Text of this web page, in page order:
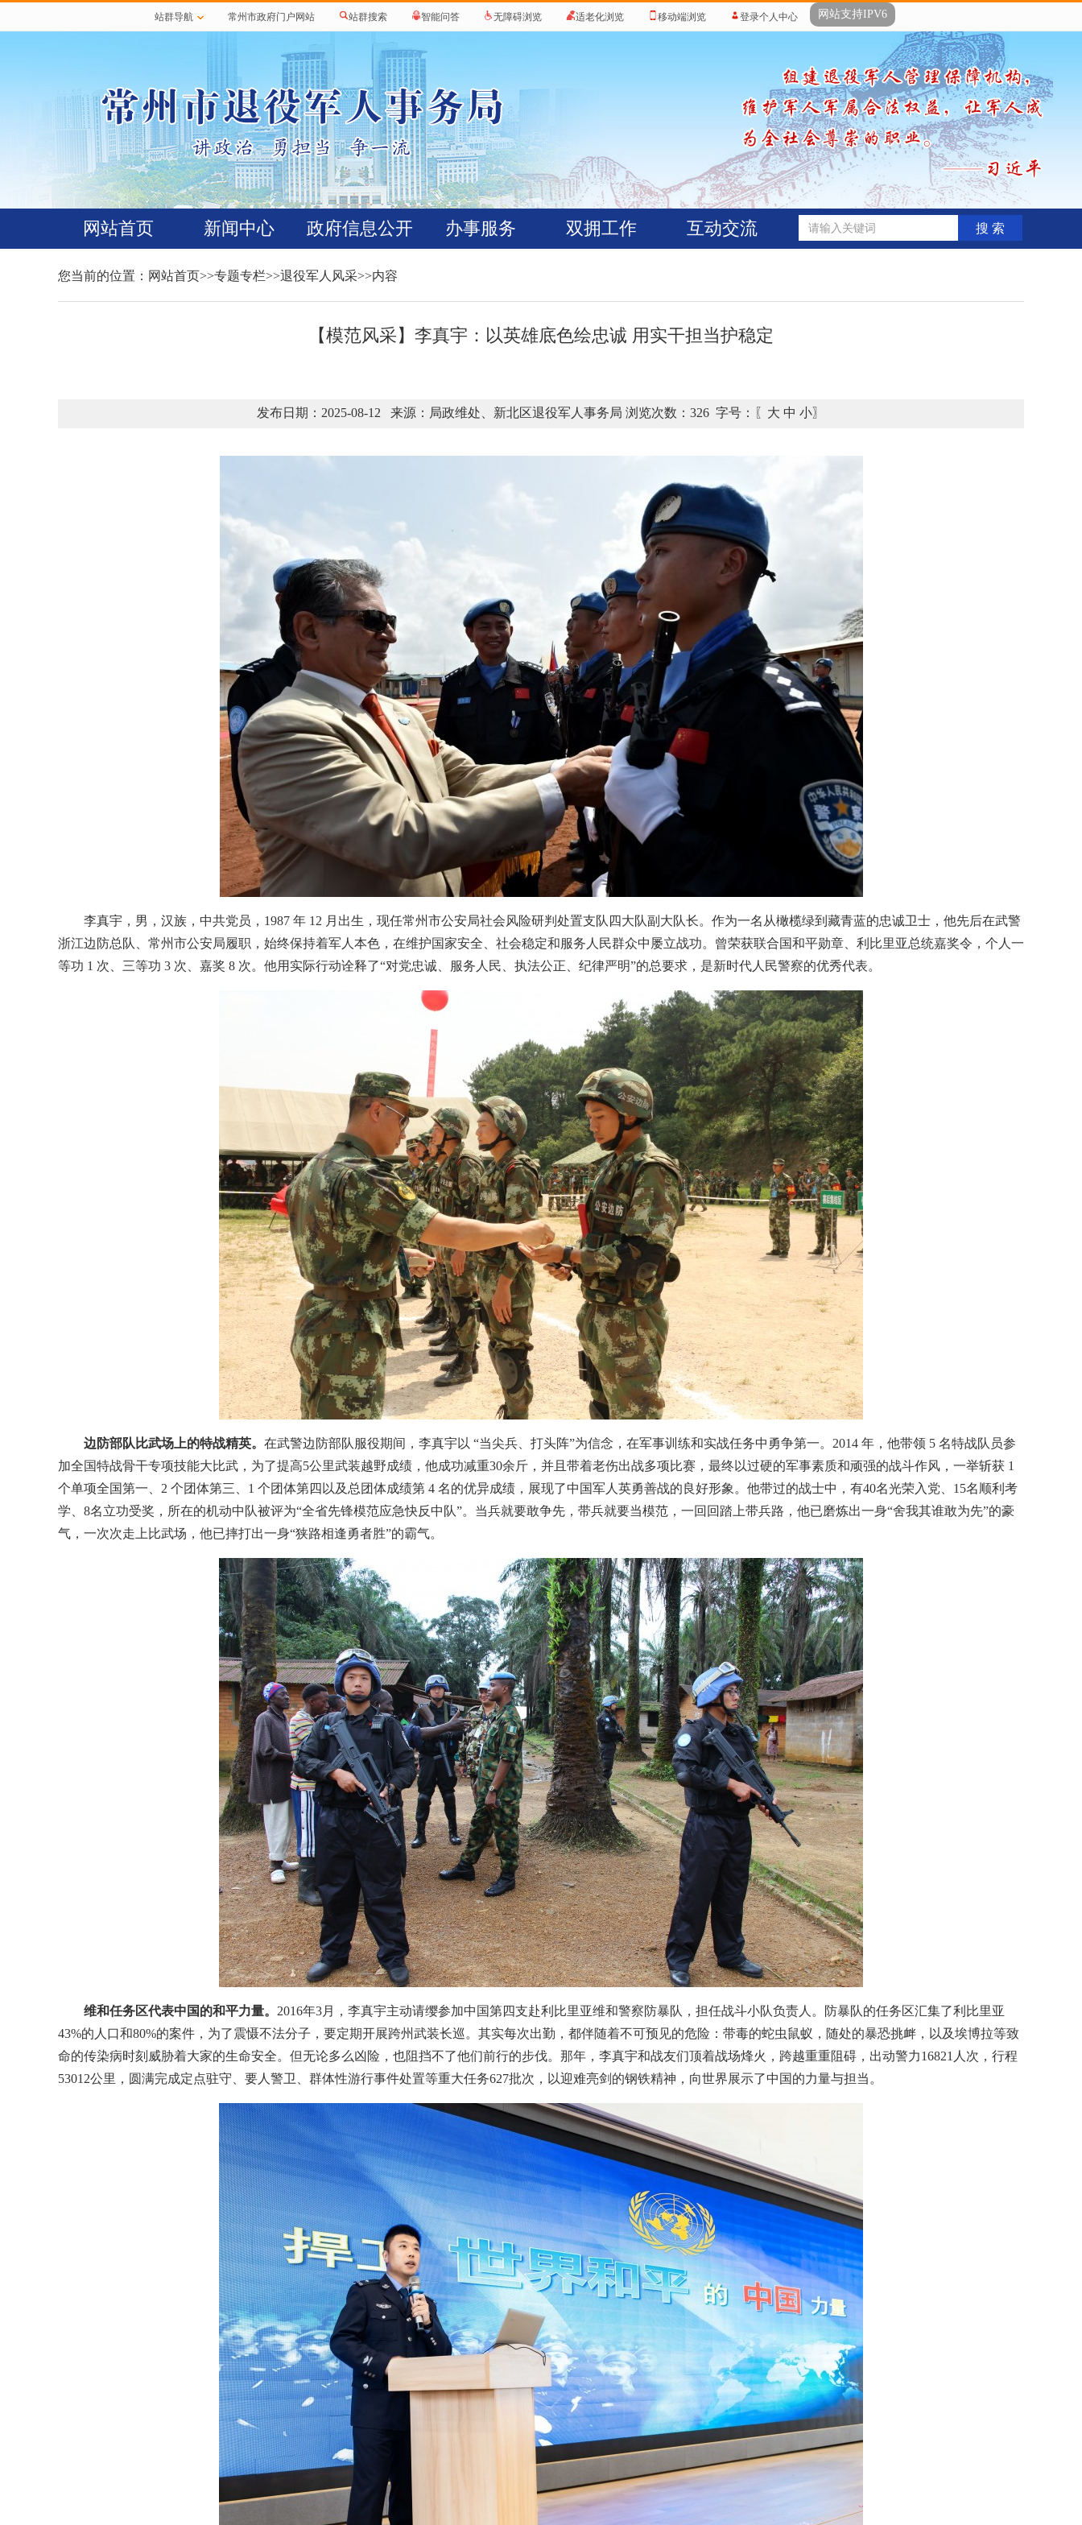
站群导航 常州市政府门户网站 站群搜索 智能问答 无障碍浏览 适老化浏览 移动端浏览 登录个人中心 网站支持IPV6
网站首页 新闻中心 政府信息公开 办事服务 双拥工作 互动交流 搜 索
您当前的位置： 网站首页>>专题专栏>>退役军人风采>>内容
【模范风采】李真宇：以英雄底色绘忠诚 用实干担当护稳定
发布日期：2025-08-12 来源：局政维处、新北区退役军人事务局 浏览次数： 326 字号：〖 大 中 小〗
李真宇，男，汉族，中共党员，1987 年 12 月出生，现任常州市公安局社会风险研判处置支队四大队副大队长。作为一名从橄榄绿到藏青蓝的忠诚卫士，他先后在武警
浙江边防总队、常州市公安局履职，始终保持着军人本色，在维护国家安全、社会稳定和服务人民群众中屡立战功。曾荣获联合国和平勋章、利比里亚总统嘉奖令，个人一
等功 1 次、三等功 3 次、嘉奖 8 次。他用实际行动诠释了“对党忠诚、服务人民、执法公正、纪律严明”的总要求，是新时代人民警察的优秀代表。
边防部队比武场上的特战精英。 在武警边防部队服役期间，李真宇以 “当尖兵、打头阵”为信念，在军事训练和实战任务中勇争第一。2014 年，他带领 5 名特战队员参
加全国特战骨干专项技能大比武，为了提高5公里武装越野成绩，他成功减重30余斤，并且带着老伤出战多项比赛，最终以过硬的军事素质和顽强的战斗作风，一举斩获 1
个单项全国第一、2 个团体第三、1 个团体第四以及总团体成绩第 4 名的优异成绩，展现了中国军人英勇善战的良好形象。他带过的战士中，有40名光荣入党、15名顺利考
学、8名立功受奖，所在的机动中队被评为“全省先锋模范应急快反中队”。当兵就要敢争先，带兵就要当模范，一回回踏上带兵路，他已磨炼出一身“舍我其谁敢为先”的豪
气，一次次走上比武场，他已摔打出一身“狭路相逢勇者胜”的霸气。
维和任务区代表中国的和平力量。 2016年3月，李真宇主动请缨参加中国第四支赴利比里亚维和警察防暴队，担任战斗小队负责人。防暴队的任务区汇集了利比里亚
43%的人口和80%的案件，为了震慑不法分子，要定期开展跨州武装长巡。其实每次出勤，都伴随着不可预见的危险：带毒的蛇虫鼠蚁，随处的暴恐挑衅，以及埃博拉等致
命的传染病时刻威胁着大家的生命安全。但无论多么凶险，也阻挡不了他们前行的步伐。那年，李真宇和战友们顶着战场烽火，跨越重重阻碍，出动警力16821人次，行程
53012公里，圆满完成定点驻守、要人警卫、群体性游行事件处置等重大任务627批次，以迎难亮剑的钢铁精神，向世界展示了中国的力量与担当。